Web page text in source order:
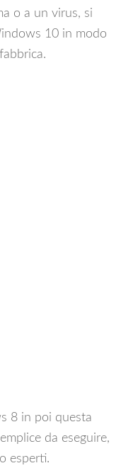
o a un virus, si
10 in modo
8 in poi questa
da eseguire,
esperti.